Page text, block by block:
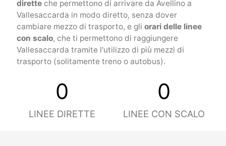
diretteche permettono di arrivare da Avellino a
Vallesaccarda in modo diretto, senza dover
cambiare mezzo di trasporto, e gli orari delle linee
con scalo, che ti permettono di raggiungere
Vallesaccarda tramite l'utilizzo di più mezzi di
trasporto (solitamente treno o autobus).
0
LINEE DIRETTE
0
LINEE CON SCALO